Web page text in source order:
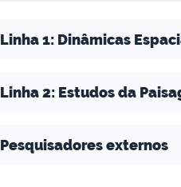
Linha 1: Dinâmicas
Linha 2: Estudos da
Pesquisadores externos